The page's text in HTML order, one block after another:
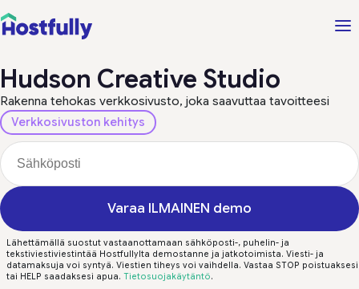
Hudson Creative Studio
Rakenna tehokas verkkosivusto, joka saavuttaa tavoitteesi
Verkkosivuston kehitys
Varaa ILMAINEN demo
Lähettämällä suostut vastaanottamaan sähköposti-, puhelin- ja
tekstiviestiviestintää Hostfullylta demostanne ja jatkotoimista. Viesti- ja
datamaksuja voi syntyä. Viestien tiheys voi vaihdella. Vastaa STOP poistuaksesi
tai HELP saadaksesi apua. Tietosuojakäytäntö.